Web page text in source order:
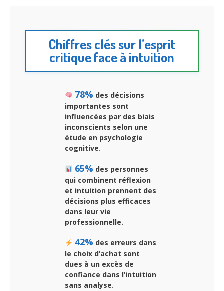
Chiffres clés sur l’esprit
critique face à intuition
78% des décisions
importantes sont
influencées par des biais
inconscients selon une
étude en psychologie
cognitive.
65% des personnes
qui combinent réflexion
et intuition prennent des
décisions plus efficaces
dans leur vie
professionnelle.
42% des erreurs dans
le choix d’achat sont
dues à un excès de
confiance dans l’intuition
sans analyse.